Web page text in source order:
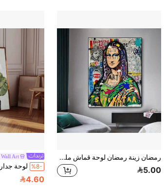
رمضان زينة رمضان لوحة قماش ملصقة بطباعة لوحة جدارية فن الشارع المعاصرة برسومات الجرافيتي ؛ لديكور المنزل ، لديكور الجدران ، بدون إطار
5.00
Art
%8-
4.60